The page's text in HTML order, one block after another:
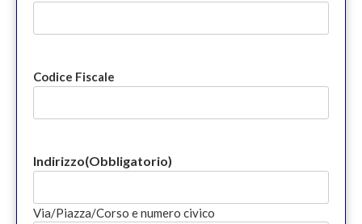
Codice Fiscale
Indirizzo(Obbligatorio)
Via/Piazza/Corso e numero civico